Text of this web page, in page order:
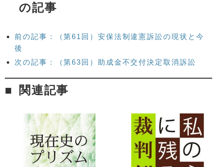
の記事
前の記事：（第61回）安保法制違憲訴訟の現状と今
後
次の記事：（第63回）助成金不交付決定取消訴訟
関連記事